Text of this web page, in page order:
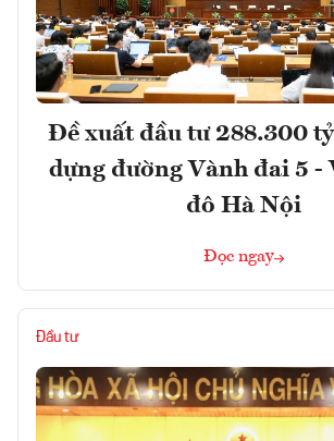
Đề xuất đầu tư 288.300
dựng đường Vành đai 5 -
đô Hà Nội
Đọc ngay
Đầu tư